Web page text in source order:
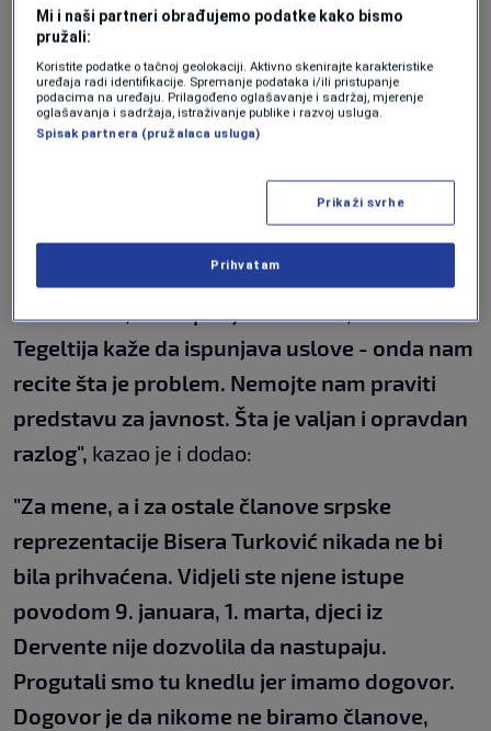
On je kazao kako se čuju razne priče iza kulisa,
kao ona da SDA trguje sa mjestom
potpredsjednika Narodne skupštine Republike
Srpske. Da li je zbog svega na pomolu nova
"To je pred nama. Sigurno je da DNS neće
odustati od svog kandidata. Ili dok nam ne
kažu šta je problem. Šta je problem sa
Božovićem, ako ispunjava uslove, ako
Tegeltija kaže da ispunjava uslove - onda nam
recite šta je problem. Nemojte nam praviti
predstavu za javnost. Šta je valjan i opravdan
razlog", kazao je i dodao:
"Za mene, a i za ostale članove srpske
reprezentacije Bisera Turković nikada ne bi
bila prihvaćena. Vidjeli ste njene istupe
povodom 9. januara, 1. marta, djeci iz
Dervente nije dozvolila da nastupaju.
Progutali smo tu knedlu jer imamo dogovor.
Dogovor je da nikome ne biramo članove,
Mi i naši partneri obrađujemo podatke kako bismo
pružali:
Koristite podatke o tačnoj geolokaciji. Aktivno skenirajte karakteristike
uređaja radi identifikacije. Spremanje podataka i/ili pristupanje
podacima na uređaju. Prilagođeno oglašavanje i sadržaj, mjerenje
oglašavanja i sadržaja, istraživanje publike i razvoj usluga.
Spisak partnera (pružalaca usluga)
Prikaži svrhe
Prihvatam